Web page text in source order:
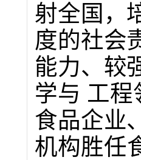
射全国，
度的社会
能力、较
学与 工程
食品企业
机构胜任